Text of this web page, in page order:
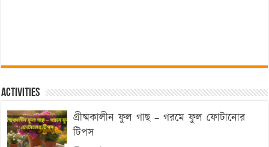
Activities
গ্রীষ্মকালীন ফুল গাছ – গরমে ফুল ফোটানোর
টিপস